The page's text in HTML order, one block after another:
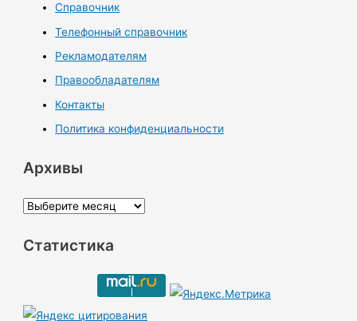
Справочник
Телефонный справочник
Рекламодателям
Правообладателям
Контакты
Политика конфиденциальности
Архивы
А
х
ы
Статистика